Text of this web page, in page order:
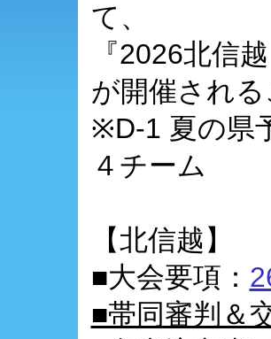
て、
『2026北信
が開催され
※D-1 夏の県
４チーム
【北信越】
■大会要項：
■帯同審判＆